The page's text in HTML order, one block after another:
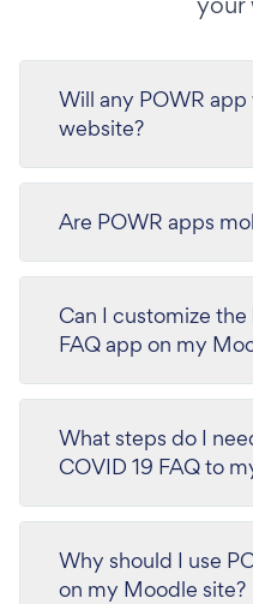
Will any POWR
website?
Are POWR apps
Can I customize
FAQ app on my
What steps do I
COVID 19 FAQ to
Why should I use
on my Moodle site?